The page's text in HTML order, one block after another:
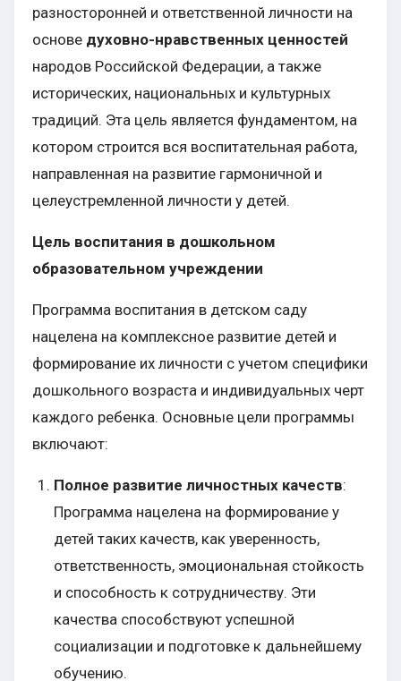
разносторонней и ответственной личности на
основе духовно-нравственных ценностей
народов Российской Федерации, а также
исторических, национальных и культурных
традиций. Эта цель является фундаментом, на
котором строится вся воспитательная работа,
направленная на развитие гармоничной и
целеустремленной личности у детей.
Цель воспитания в дошкольном
образовательном учреждении
Программа воспитания в детском саду
нацелена на комплексное развитие детей и
формирование их личности с учетом специфики
дошкольного возраста и индивидуальных черт
каждого ребенка. Основные цели программы
включают:
Полное развитие личностных качеств:
Программа нацелена на формирование у
детей таких качеств, как уверенность,
ответственность, эмоциональная стойкость
и способность к сотрудничеству. Эти
качества способствуют успешной
социализации и подготовке к дальнейшему
обучению.